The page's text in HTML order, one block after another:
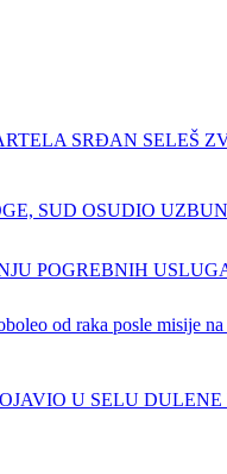
SRĐAN SELEŠ
SUD OSUDIO
POGREBNIH
od raka posle misije
U SELU